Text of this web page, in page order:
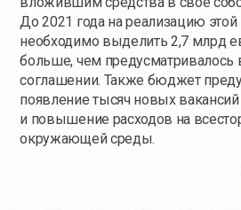
До 2021 года на реализацию
необходимо выделить 2,7 млрд
больше, чем предусматривалось
соглашении. Также бюджет
появление тысяч новых вакансий
и повышение расходов на
окружающей среды.